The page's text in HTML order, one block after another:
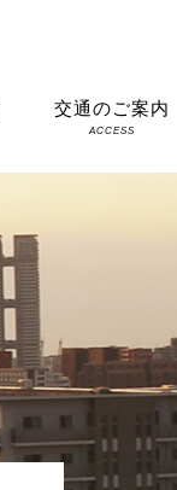
交通のご案内
ACCESS